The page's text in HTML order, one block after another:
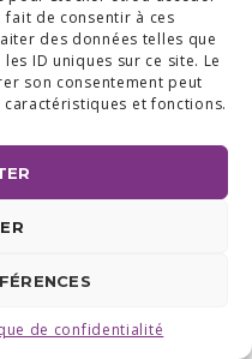
de consentir à ces
des données telles que
ID uniques sur ce site. Le
son consentement peut
et fonctions.
de confidentialité